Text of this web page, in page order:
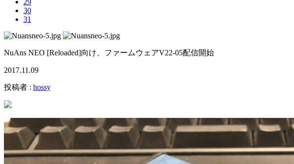
29
30
31
NuAns NEO [Reloaded]向け、ファームウェアV22-05配信開始
2017.11.09
投稿者 : hossy